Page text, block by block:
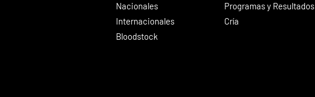
Nacionales
Internacionales
Bloodstock
Programas y Resultados
Cría